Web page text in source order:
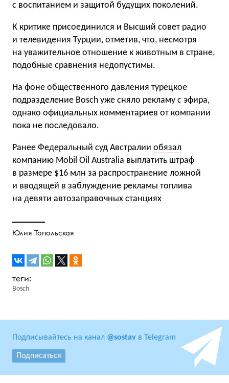
с воспитанием и защитой будущих поколений.
К критике присоединился и Высший совет радио
и телевидения Турции, отметив, что, несмотря
на уважительное отношение к животным в стране,
подобные сравнения недопустимы.
На фоне общественного давления турецкое
подразделение Bosch уже сняло рекламу с эфира,
однако официальных комментариев от компании
пока не последовало.
Ранее Федеральный суд Австралии обязал
компанию Mobil Oil Australia выплатить штраф
в размере $16 млн за распространение ложной
и вводящей в заблуждение рекламы топлива
на девяти автозаправочных станциях
Юлия Топольская
Bosch
Подписывайтесь на канал @sostav в Telegram
Подписаться